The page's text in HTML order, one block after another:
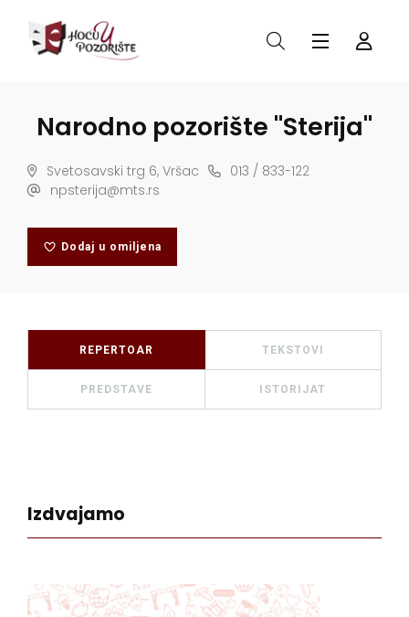
Narodno pozorište "Sterija"
Svetosavski trg 6, Vršac
013 / 833-122
npsterija@mts.rs
Dodaj u omiljena
REPERTOAR TEKSTOVI
PREDSTAVE ISTORIJAT
Izdvajamo